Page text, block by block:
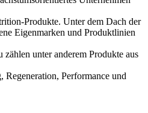
Produkte. Unter dem Dach der
Eigenmarken und Produktlinien
unter anderem Produkte aus
Regeneration, Performance und